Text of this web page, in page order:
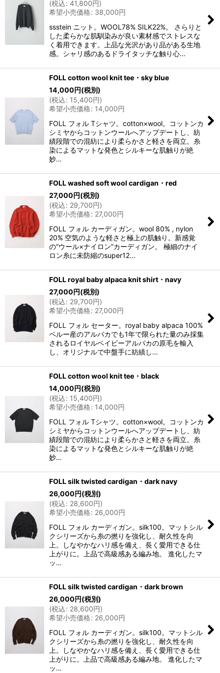
(税込: 41,800円)
希望小売価格: 38,000円
ssstein ニット。WOOL78% SILK22%。 さらりと
した柔らかな肌馴染みが良い素材感でストレスな
く着用できます。上品な光沢があり品がある生地
感。シャリ感のあるドライタッチな触り心…
FOLL cotton wool knit tee・sky blue
14,000円(税別)
(税込: 15,400円)
希望小売価格: 14,000円
FOLL フォル Tシャツ。cotton×wool。コットンカ
シミヤからコットンウールへアップデートし、紡
績段階での混紡により柔らかさと軽さを両立。糸
染によるマットな発色とシルキーな肌触りが絶
妙…
FOLL washed soft wool cardigan・red
27,000円(税別)
(税込: 29,700円)
希望小売価格: 27,000円
FOLL フォル カーディガン。wool 80% , nylon
20% 空気のような軽さと極上の肌触り。新感覚
の“ウール×ナイロン”カーディガン。 極細のナイ
ロン糸に未防縮のsuper12…
FOLL royal baby alpaca knit shirt・navy
27,000円(税別)
(税込: 29,700円)
希望小売価格: 27,000円
FOLL フォル セーター。royal baby alpaca 100%
ペルー産のアルパカでも1年で限られた量のみ採集
されるロイヤルベイビーアルパカの原毛を輸入
し、オリジナルで中盤手に紡績し…
FOLL cotton wool knit tee・black
14,000円(税別)
(税込: 15,400円)
希望小売価格: 14,000円
FOLL フォル Tシャツ。cotton×wool。コットンカ
シミヤからコットンウールへアップデートし、紡
績段階での混紡により柔らかさと軽さを両立。糸
染によるマットな発色とシルキーな肌触りが絶
妙…
FOLL silk twisted cardigan・dark navy
26,000円(税別)
(税込: 28,600円)
希望小売価格: 26,000円
FOLL フォル カーディガン。silk100。マットシル
クシリーズから糸の撚りを強化し、耐久性を向
上。しなやかなハリ感を備え、長く愛用できる仕
上がりに。上品で高級感ある編み地。 進化したマ
ッ…
FOLL silk twisted cardigan・dark brown
26,000円(税別)
(税込: 28,600円)
希望小売価格: 26,000円
FOLL フォル カーディガン。silk100。マットシル
クシリーズから糸の撚りを強化し、耐久性を向
上。しなやかなハリ感を備え、長く愛用できる仕
上がりに。上品で高級感ある編み地。 進化したマ
ッ…